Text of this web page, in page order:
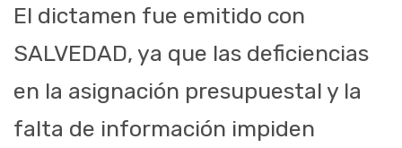
El dictamen fue emitido con
SALVEDAD, ya que las deficiencias
en la asignación presupuestal y la
falta de información impiden